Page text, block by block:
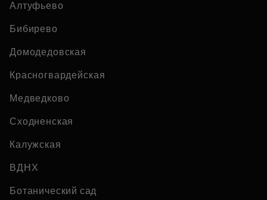
Алтуфьево
Бибирево
Домодедовская
Красногвардейская
Медведково
Сходненская
Калужская
ВДНХ
Ботанический сад